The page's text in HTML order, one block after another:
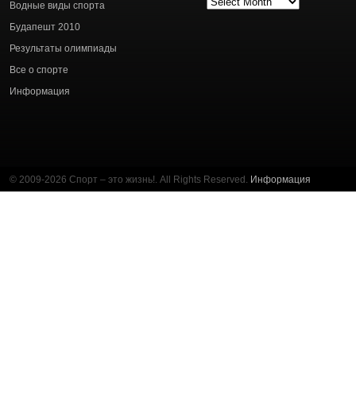
Водные виды спорта
Будапешт 2010
Результаты олимпиады
Все о спорте
Информация
© 2009-2026 Спорт – это жизнь!. All Rights Reserved. Информация